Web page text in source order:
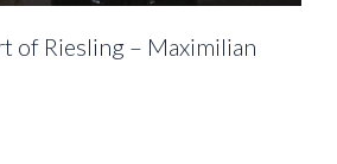
of Riesling – Maximilian